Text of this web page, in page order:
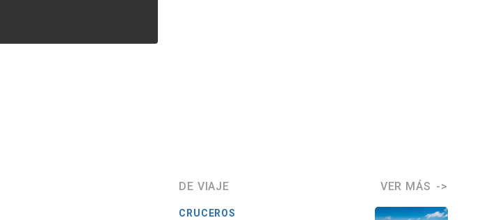
DE VIAJE VER MÁS
CRUCEROS